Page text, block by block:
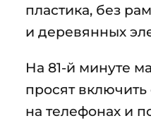
пластика, без
и деревянных
На 81-й минуте
просят
на телефонах и